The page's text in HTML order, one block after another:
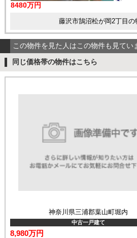
8480万円
藤沢市鵠沼松が岡2丁目の
この物件を見た人はこの物件も見てい
同じ価格帯の物件はこちら
神奈川県三浦郡葉山町堀内
中古一戸建て
8,980万円